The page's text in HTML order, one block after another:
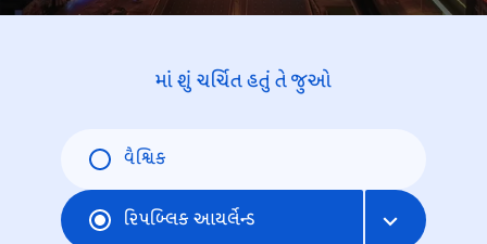
માં શું ચર્ચિત હતું તે જુઓ
વૈશ્વિક
રિપબ્લિક આયર્લેન્ડ